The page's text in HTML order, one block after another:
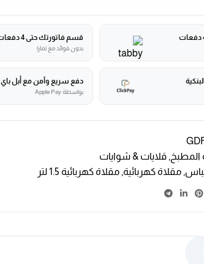
قسم فاتورتك حتى 4 دفعات
بدون فوائد مع تمارا
دفع سريع وآمن مع أبل باي
بواسطة Apple Pay
المطبخ , قلايات & شوايات
, مقلاة كهربائية, مقلاة كهربائية 1.5 لتر